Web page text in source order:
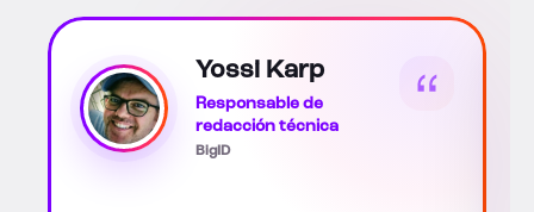
Katherine Soto
Scott
Socio empresarial
asociado de RR.HH.